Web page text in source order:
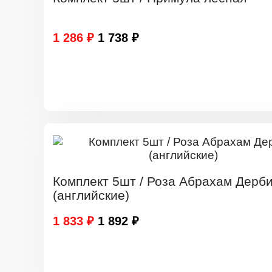
1 286 ₽ 1 738 ₽
Комплект 5шт / Роза Абрахам
(английские)
1 833 ₽ 1 892 ₽